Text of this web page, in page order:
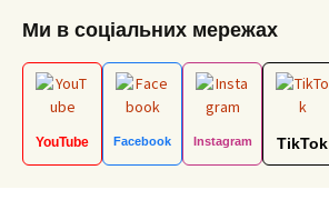
Ми в соціальних мережах
YouTube Facebook Instagram TikTok